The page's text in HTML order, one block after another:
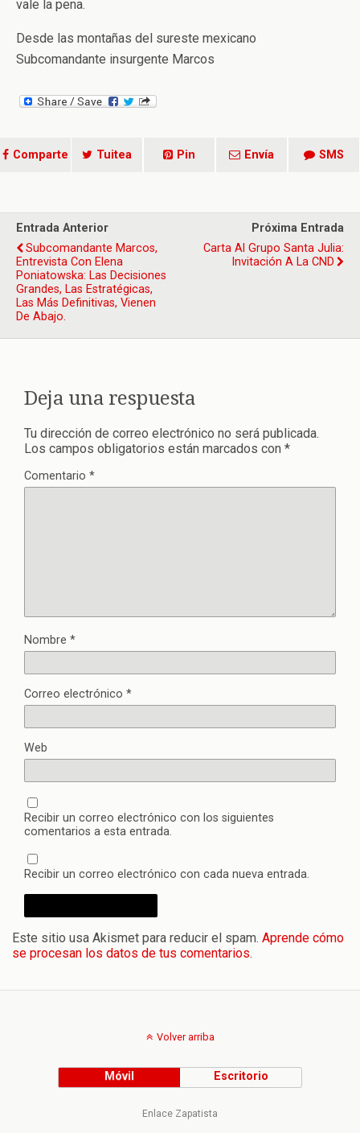
vale la pena.
Desde las montañas del sureste mexicano
Subcomandante insurgente Marcos
Comparte Tuitea Pin Envía SMS
Entrada Anterior
Subcomandante Marcos,
Entrevista Con Elena
Poniatowska: Las Decisiones
Grandes, Las Estratégicas,
Las Más Definitivas, Vienen
De Abajo.
Próxima Entrada
Carta Al Grupo Santa Julia:
Invitación A La CND
Deja una respuesta
Tu dirección de correo electrónico no será publicada.
Los campos obligatorios están marcados con *
Comentario *
Nombre *
Correo electrónico *
Web
Recibir un correo electrónico con los siguientes
comentarios a esta entrada.
Recibir un correo electrónico con cada nueva entrada.
Este sitio usa Akismet para reducir el spam. Aprende cómo
se procesan los datos de tus comentarios.
Volver arriba
Móvil Escritorio
Enlace Zapatista